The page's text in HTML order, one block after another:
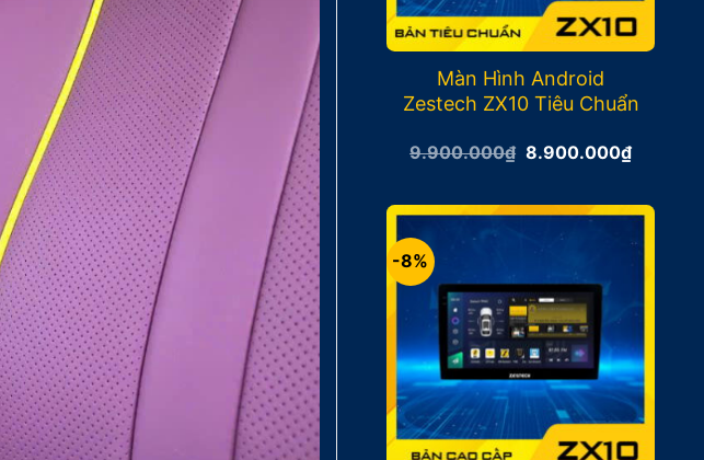
Màn Hình Android
Zestech ZX10 Tiêu Chuẩn
9.900.000₫ Giá
9.900.000₫.
8.900.000₫Giá
hiện
là:
-8%